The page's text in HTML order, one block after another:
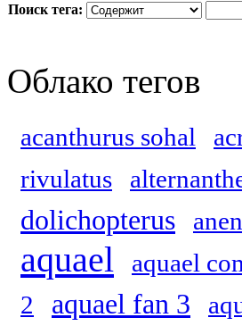
Поиск тега:
Облако тегов
acanthurus sohal
rivulatus
dolichopterus
aquael aquael
2 aquael fan 3